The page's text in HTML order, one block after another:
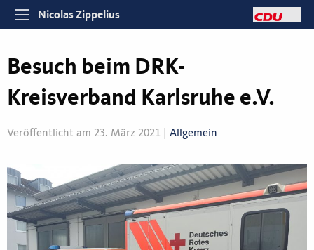
Nicolas Zippelius
Besuch beim DRK-
Kreisverband Karlsruhe e.V.
Veröffentlicht am 23. März 2021 | Allgemein